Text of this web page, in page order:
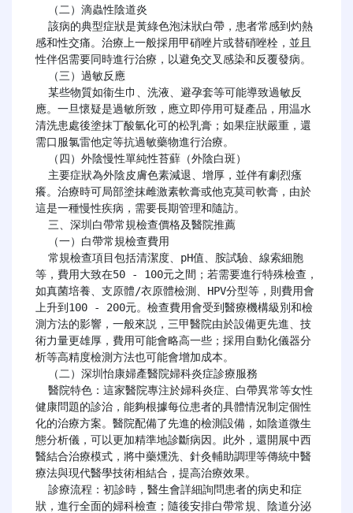
感和性交痛。治療上一般採用甲硝唑片或替硝唑栓，並且
性伴侶需要同時進行治療，以避免交叉感染和反覆發病。
應。一旦懷疑是過敏所致，應立即停用可疑產品，用温水
清洗患處後塗抹丁酸氫化可的松乳膏；如果症狀嚴重，還
需口服氯雷他定等抗過敏藥物進行治療。
癢。治療時可局部塗抹雌激素軟膏或他克莫司軟膏，由於
這是一種慢性疾病，需要長期管理和隨訪。
等，費用大致在50 - 100元之間；若需要進行特殊檢查，
如真菌培養、支原體/衣原體檢測、HPV分型等，則費用會
上升到100 - 200元。檢查費用會受到醫療機構級別和檢
測方法的影響，一般來説，三甲醫院由於設備更先進、技
術力量更雄厚，費用可能會略高一些；採用自動化儀器分
析等高精度檢測方法也可能會增加成本。
健康問題的診治，能夠根據每位患者的具體情況制定個性
化的治療方案。醫院配備了先進的檢測設備，如陰道微生
態分析儀，可以更加精準地診斷病因。此外，還開展中西
醫結合治療模式，將中藥燻洗、針灸輔助調理等傳統中醫
療法與現代醫學技術相結合，提高治療效果。
狀，進行全面的婦科檢查；隨後安排白帶常規、陰道分泌